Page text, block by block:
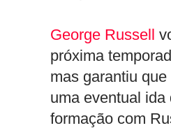
George Russell
próxima
mas garantiu
uma eventual ida
formação com